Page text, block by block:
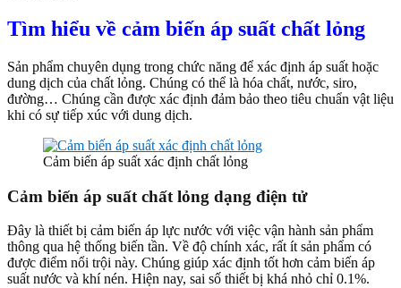
Tìm hiểu về cảm biến áp suất chất lỏng
Sản phẩm chuyên dụng trong chức năng để xác định áp suất hoặc
dung dịch của chất lỏng. Chúng có thể là hóa chất, nước, siro,
đường… Chúng cần được xác định đảm bảo theo tiêu chuẩn vật liệu
khi có sự tiếp xúc với dung dịch.
Cảm biến áp suất xác định chất lỏng
Cảm biến áp suất chất lỏng dạng điện tử
Đây là thiết bị cảm biến áp lực nước với việc vận hành sản phẩm
thông qua hệ thống biến tần. Về độ chính xác, rất ít sản phẩm có
được điểm nổi trội này. Chúng giúp xác định tốt hơn cảm biến áp
suất nước và khí nén. Hiện nay, sai số thiết bị khá nhỏ chỉ 0.1%.